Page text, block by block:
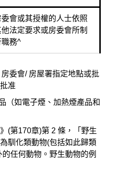
會或其授權的人士依照
法定要求或房委會所制
職務^
委會/ 房屋署指定地點或批
准
（如電子煙、加熱煙產品和
(第170章)第 2 條，「野生
馴化類動物(包括如此歸類
任何動物。野生動物的例